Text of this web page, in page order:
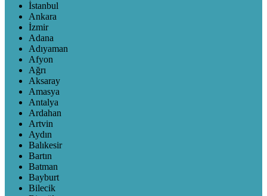
İstanbul
Ankara
İzmir
Adana
Adıyaman
Afyon
Ağrı
Aksaray
Amasya
Antalya
Ardahan
Artvin
Aydın
Balıkesir
Bartın
Batman
Bayburt
Bilecik